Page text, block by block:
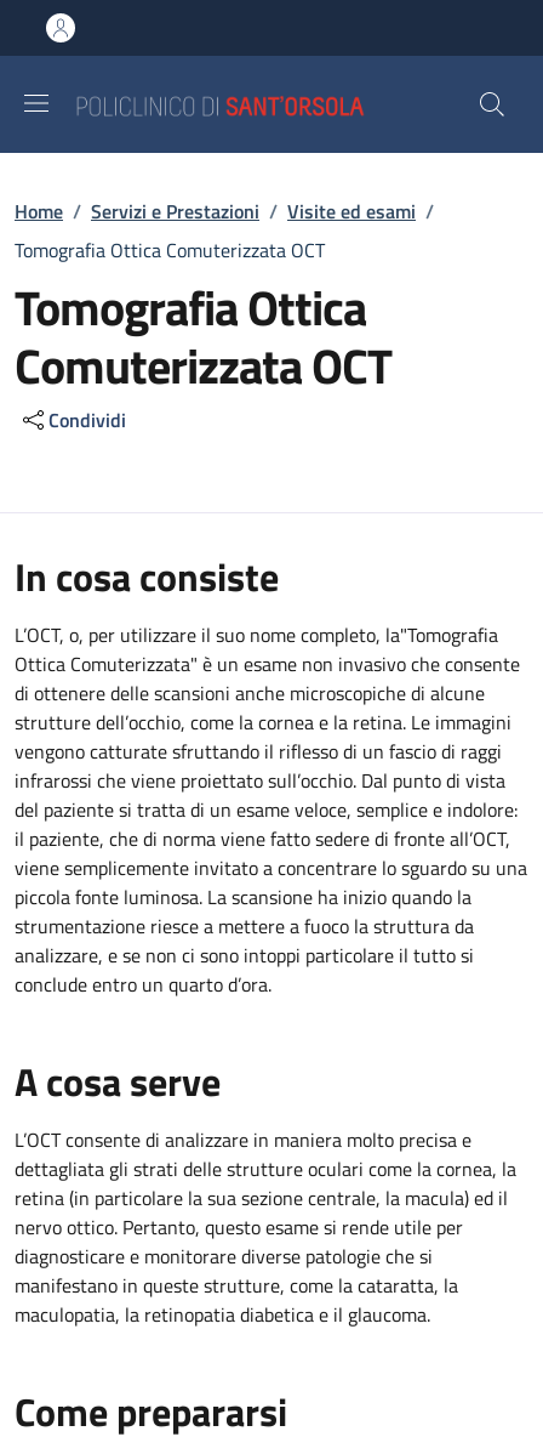
al contenuto principale
to footer content
Briciole di pane
Home / Servizi e Prestazioni / Visite ed esami /
Tomografia Ottica Comuterizzata OCT
Tomografia Ottica
Comuterizzata OCT
Condividi
In cosa consiste
L’OCT, o, per utilizzare il suo nome completo, la"Tomografia
Ottica Comuterizzata" è un esame non invasivo che consente
di ottenere delle scansioni anche microscopiche di alcune
strutture dell’occhio, come la cornea e la retina. Le immagini
vengono catturate sfruttando il riflesso di un fascio di raggi
infrarossi che viene proiettato sull’occhio. Dal punto di vista
del paziente si tratta di un esame veloce, semplice e indolore:
il paziente, che di norma viene fatto sedere di fronte all’OCT,
viene semplicemente invitato a concentrare lo sguardo su una
piccola fonte luminosa. La scansione ha inizio quando la
strumentazione riesce a mettere a fuoco la struttura da
analizzare, e se non ci sono intoppi particolare il tutto si
conclude entro un quarto d’ora.
A cosa serve
L’OCT consente di analizzare in maniera molto precisa e
dettagliata gli strati delle strutture oculari come la cornea, la
retina (in particolare la sua sezione centrale, la macula) ed il
nervo ottico. Pertanto, questo esame si rende utile per
diagnosticare e monitorare diverse patologie che si
manifestano in queste strutture, come la cataratta, la
maculopatia, la retinopatia diabetica e il glaucoma.
Come prepararsi